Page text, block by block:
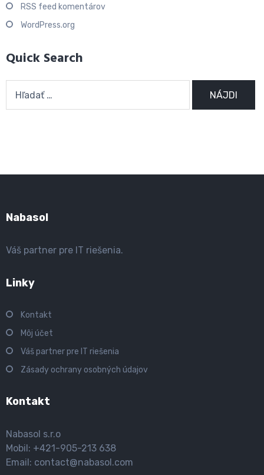
RSS feed komentárov
WordPress.org
Quick Search
Nabasol
Váš partner pre IT riešenia.
Linky
Kontakt
Môj účet
Váš partner pre IT riešenia
Zásady ochrany osobných údajov
Kontakt
Nabasol s.r.o
Mobil: +421-905-213 638
Email: contact@nabasol.com